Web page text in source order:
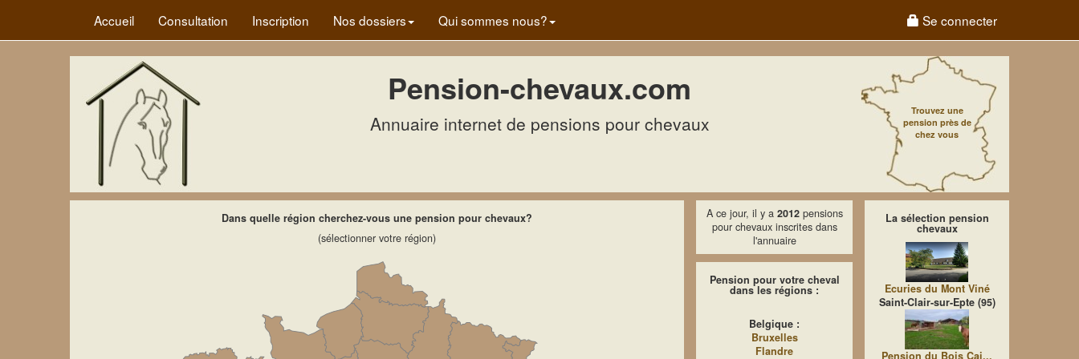
Accueil Consultation Inscription Nos dossiers Qui sommes nous? Se connecter
Pension-chevaux.com
Annuaire internet de pensions pour chevaux
Trouvez une
pension près de
chez vous
Dans quelle région cherchez-vous une pension pour chevaux?
(sélectionner votre région)
A ce jour, il y a 2012pensions
pour chevaux inscrites dans
l'annuaire
Pension pour votre cheval
dans les régions :
Belgique :
Bruxelles
Flandre
La sélection pension
chevaux
Ecuries du Mont Viné
Saint-Clair-sur-Epte (95)
Pension du Bois Cai...